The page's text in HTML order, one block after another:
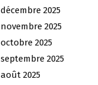
décembre 2025
novembre 2025
octobre 2025
septembre 2025
août 2025